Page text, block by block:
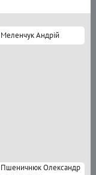
Меленчук Андрій
Пшеничнюк Олександр